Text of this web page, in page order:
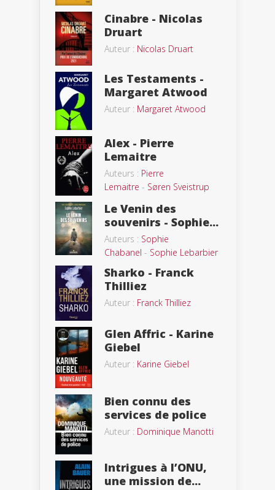
Cinabre - Nicolas
Druart
Auteur : Nicolas Druart
Les Testaments -
Margaret Atwood
Auteur : Margaret Atwood
Alex - Pierre
Lemaitre
Auteurs : Pierre
Lemaitre - Søren Sveistrup
Le Venin des
souvenirs - Sophie...
Auteurs : Sophie
Chabanel - Sophie Lebarbier
Sharko - Franck
Thilliez
Auteur : Franck Thilliez
Glen Affric - Karine
Giebel
Auteur : Karine Giebel
Bien connu des
services de police
Auteur : Dominique Manotti
Intrigues à l’ONU,
une mission de...